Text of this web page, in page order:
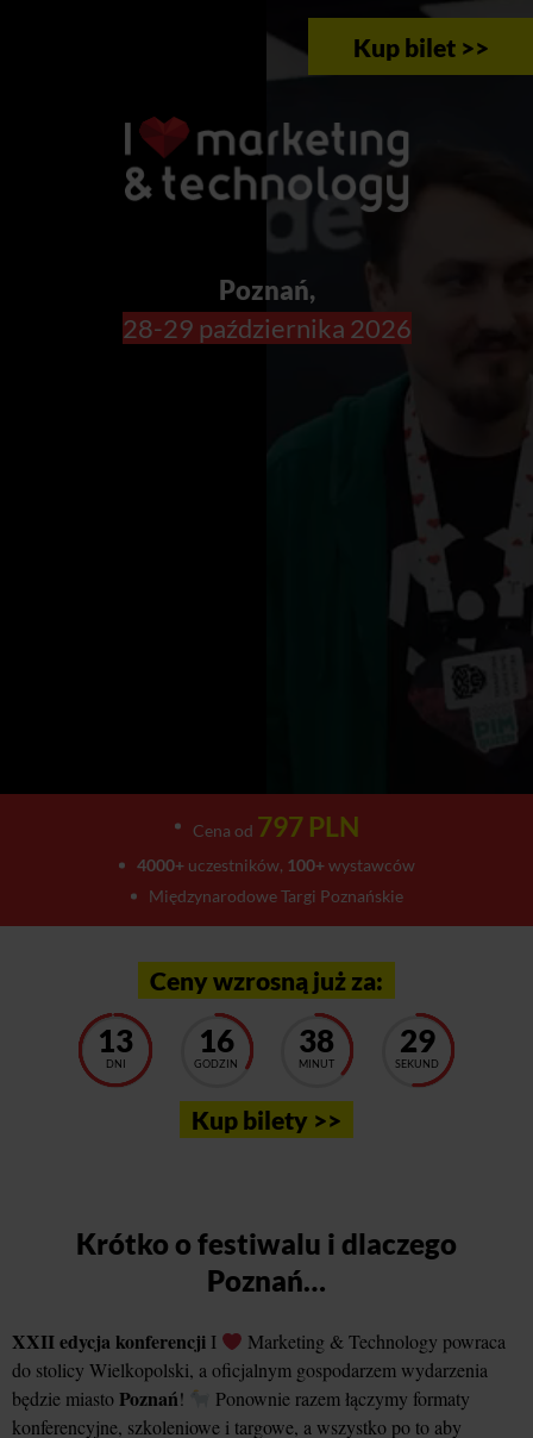
Kup bilet >>
Poznań,
28-29 października 2026
Cena od 797 PLN
4000+uczestników, 100+wystawców
Międzynarodowe Targi Poznańskie
Ceny wzrosną już za:
13
DNI
16
GODZIN
38
MINUT
25
SEKUND
Kup bilety >>
Krótko o festiwalu i dlaczego
Poznań…
XXII edycja konferencji I
Marketing & Technology powraca
do stolicy Wielkopolski, a oficjalnym gospodarzem wydarzenia
będzie miasto Poznań!
Ponownie razem łączymy formaty
konferencyjne, szkoleniowe i targowe, a wszystko po to aby